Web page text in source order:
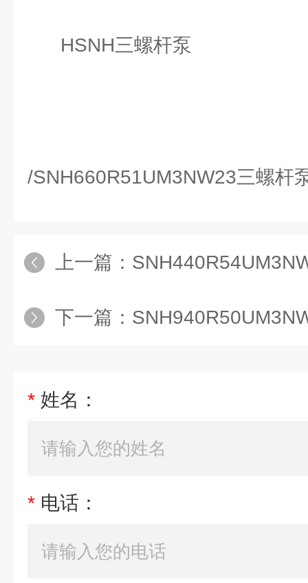
HSNH三螺杆泵
/SNH660R51UM3NW23三螺杆
上一篇： SNH440R54UM3NW23
下一篇： SNH940R50UM3NW23黄
* 姓名：
* 电话：